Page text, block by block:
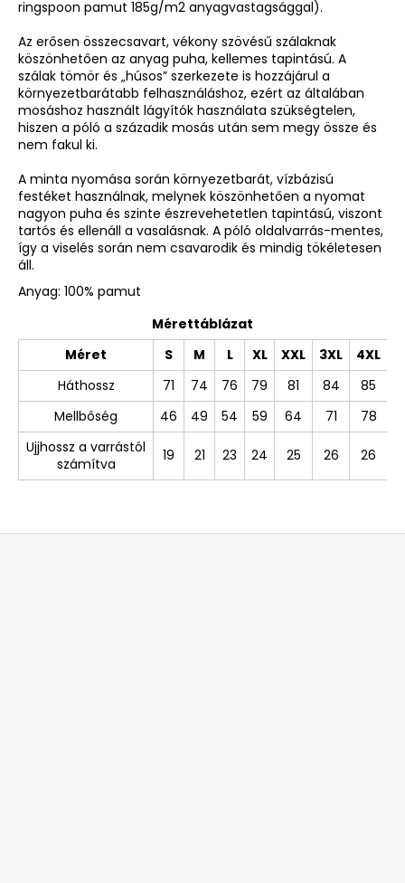
ringspoon pamut 185g/m2 anyagvastagsággal).
Az erősen összecsavart, vékony szövésű szálaknak
köszönhetően az anyag puha, kellemes tapintású. A
szálak tömör és „húsos” szerkezete is hozzájárul a
környezetbarátabb felhasználáshoz, ezért az általában
mosáshoz használt lágyítók használata szükségtelen,
hiszen a póló a századik mosás után sem megy össze és
nem fakul ki.
A minta nyomása során környezetbarát, vízbázisú
festéket használnak, melynek köszönhetően a nyomat
nagyon puha és szinte észrevehetetlen tapintású, viszont
tartós és ellenáll a vasalásnak. A póló oldalvarrás-mentes,
így a viselés során nem csavarodik és mindig tökéletesen
áll.
Anyag: 100% pamut
Mérettáblázat
Méret
S M L XL XXL 3XL
4XL
Háthossz
71 74 76 79 81 84
85
Mellbőség
46 49 54 59 64 71
78
Ujjhossz a varrástól
számítva
19 21 23 24 25 26 26
L